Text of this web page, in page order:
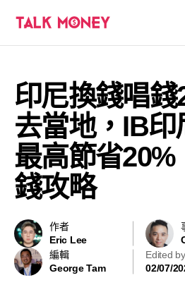
證券商評價
各種投資產品戶口
信用卡
貸款
虛擬貨幣
印尼換錢唱錢
去當地，IB印
最高節省20%
錢攻略
作者
Eric Lee
編輯
George Tam
Edited by
02/07/